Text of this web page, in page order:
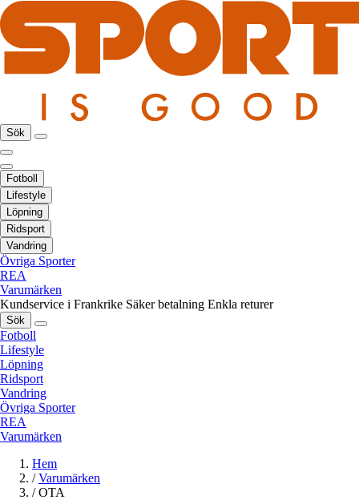
Sök
Fotboll
Lifestyle
Löpning
Ridsport
Vandring
Övriga Sporter
REA
Varumärken
Kundservice i Frankrike Säker betalning Enkla returer
Sök
Fotboll
Lifestyle
Löpning
Ridsport
Vandring
Övriga Sporter
REA
Varumärken
Hem
/ Varumärken
/ OTA